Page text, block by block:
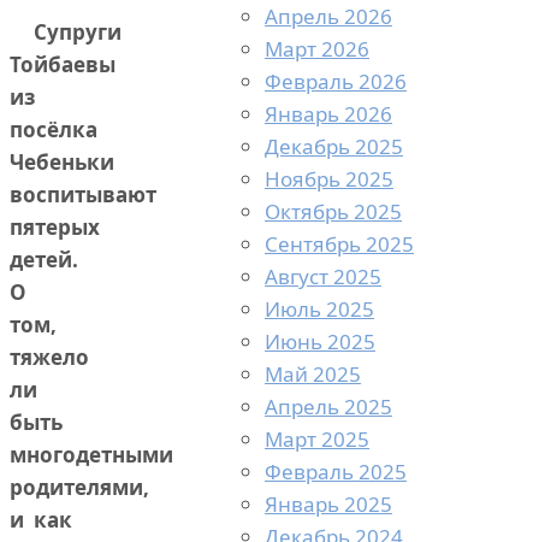
Супруги
Тойбаевы
из
посёлка
Чебеньки
воспитывают
пятерых
детей.
О
том,
тяжело
ли
быть
многодетными
родителями,
и как
Апрель 2026
Март 2026
Февраль 2026
Январь 2026
Декабрь 2025
Ноябрь 2025
Октябрь 2025
Сентябрь 2025
Август 2025
Июль 2025
Июнь 2025
Май 2025
Апрель 2025
Март 2025
Февраль 2025
Январь 2025
Декабрь 2024